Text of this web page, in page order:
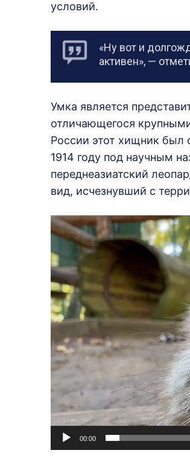
условий.
«Ну вот и
активен», —
Умка является
отличающегося
России этот хищник был
1914 году под научным
переднеазиатский
вид, исчезнувший с
В
и
д
е
о
п
л
е
е
р
00:00